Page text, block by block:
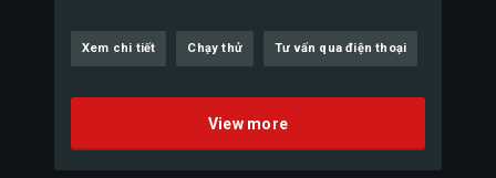
Xem chi tiết Chạy thử Tư vấn qua điện thoại
View more